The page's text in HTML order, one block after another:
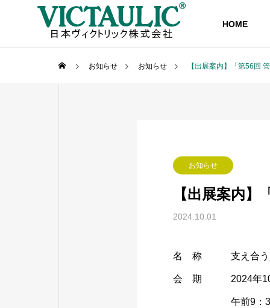
HOME
沿革
お知らせ お知らせ 【出展案内】「第56回
お知らせ
【出展案内
2024.10.01
名 称 支え合う人
会 期 2024年10月
午前9：30～午